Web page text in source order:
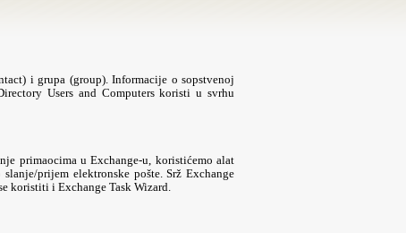
i grupa (group). Informacije o sopstvenoj
Users and Computers koristi u svrhu
primaocima u Exchange-u, koristićemo alat
prijem elektronske pošte. Srž Exchange
koristiti i Exchange Task Wizard.